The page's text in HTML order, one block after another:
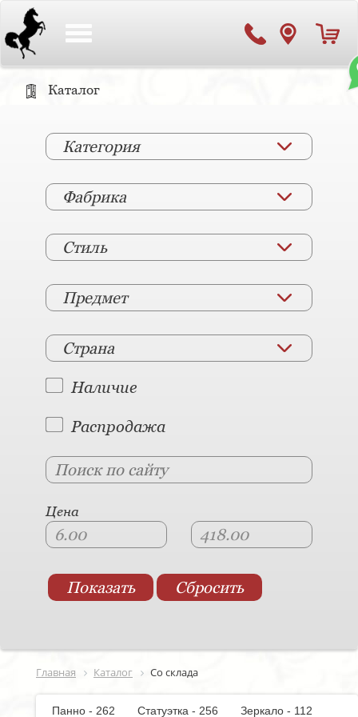
Каталог
Категория
Фабрика
Стиль
Предмет
Страна
Наличие
Распродажа
Цена
Главная Каталог Со склада
Панно - 262 Статуэтка - 256
Зеркало - 112